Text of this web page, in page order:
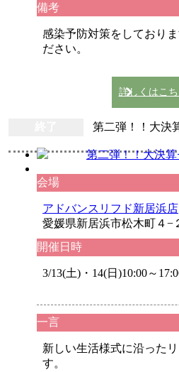
備考
感染予防対策をしており
ださい。
詳しくはこち
第二弾！！大決
会場
アドバンスリフド新居浜店
愛媛県新居浜市松木町４−
開催日時
3/13(土)・14(日)10:00～
一言
新しい生活様式に沿った
す。